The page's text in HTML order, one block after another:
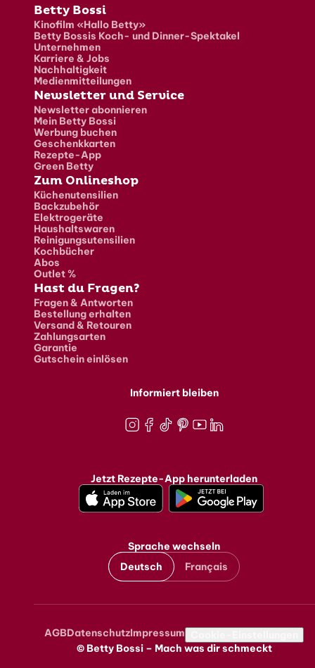
Fusszeile
Betty Bossi
Kinofilm «Hallo Betty»
Betty Bossis Koch- und Dinner-Spektakel
Unternehmen
Karriere & Jobs
Nachhaltigkeit
Medienmitteilungen
Newsletter und Service
Newsletter abonnieren
Mein Betty Bossi
Werbung buchen
Geschenkkarten
Rezepte-App
Green Betty
Zum Onlineshop
Küchenutensilien
Backzubehör
Elektrogeräte
Haushaltswaren
Reinigungsutensilien
Kochbücher
Abos
Outlet %
Hast du Fragen?
Fragen & Antworten
Bestellung erhalten
Versand & Retouren
Zahlungsarten
Garantie
Gutschein einlösen
Informiert bleiben
Jetzt Rezepte-App herunterladen
Sprache wechseln
Deutsch
Français
Metanavigation
AGBDatenschutzImpressum
© Betty Bossi – Mach was dir schmeckt